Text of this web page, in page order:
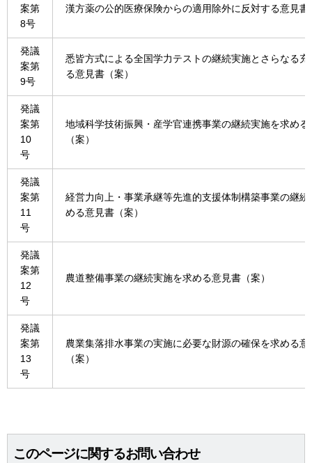
案第
8号
漢方薬の公的医療保険からの適用除外に反対する意見書
発議
案第
9号
悉皆方式による全国学力テストの継続実施とさらなる充
る意見書（案）
発議
案第
10
号
地域科学技術振興・産学官連携事業の継続実施を求める
（案）
発議
案第
11
号
経営力向上・事業承継等先進的支援体制構築事業の継続
める意見書（案）
発議
案第
12
号
農道整備事業の継続実施を求める意見書（案）
発議
案第
13
号
農業集落排水事業の実施に必要な財源の確保を求める意
（案）
このページに関するお問い合わせ